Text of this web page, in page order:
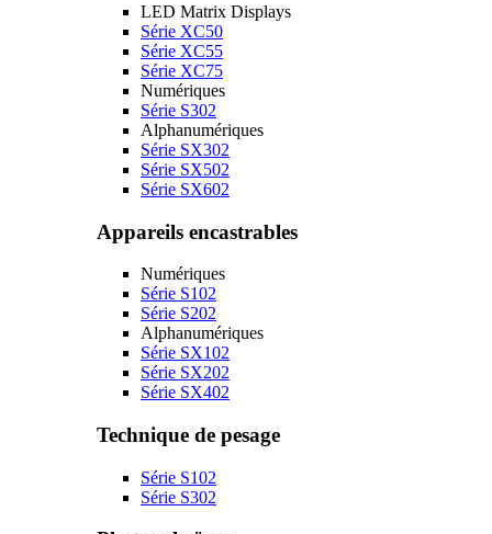
LED Matrix Displays
Série XC50
Série XC55
Série XC75
Numériques
Série S302
Alphanumériques
Série SX302
Série SX502
Série SX602
Appareils encastrables
Numériques
Série S102
Série S202
Alphanumériques
Série SX102
Série SX202
Série SX402
Technique de pesage
Série S102
Série S302